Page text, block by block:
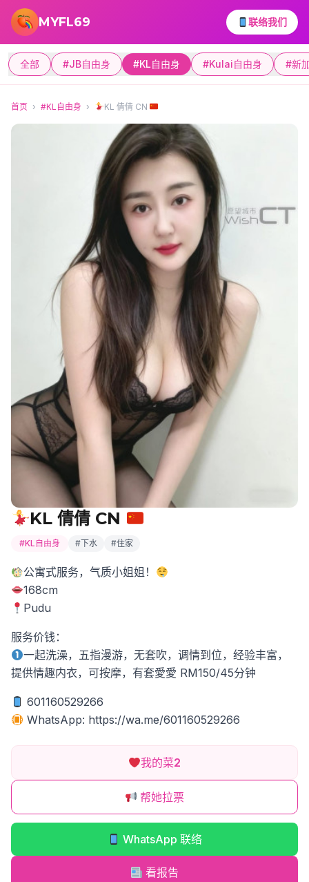
跳转到主要内容
MYFL69 联络我们
全部 #JB自由身 #KL自由身 #Kulai自由身 #新
首页 › #KL自由身 › KL 倩倩 CN
KL 倩倩 CN
#KL自由身 #下水 #住家
公寓式服务，气质小姐姐！
168cm
Pudu
服务价钱：
一起洗澡，五指漫游，无套吹，调情到位，经验丰富，
提供情趣内衣，可按摩，有套愛愛 RM150/45分钟
601160529266
WhatsApp: https://wa.me/601160529266
我的菜2
帮她拉票
WhatsApp 联络
看报告